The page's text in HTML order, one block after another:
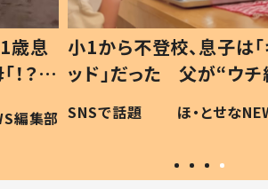
歳息
？」
編集部
小1から不登校、息子は
ッド」だった 父が“ウ
作り続ける理由とは #
#令和の子
SNSで話題 ほ・とせな